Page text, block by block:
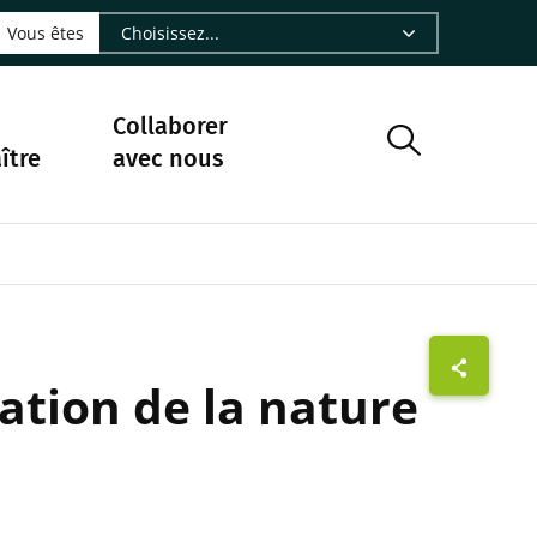
- CIRAD
Facebook - CIRAD
sur Instagram - CIRAD
sur Youtube - CIRAD
suivre sur Bluesky - CIRAD
Nourrir le vivant, le podcast du Cirad - CIRAD
Nous contacter par courriel - CIRAD
la page Flux RSS - CIRAD
Vous êtes
Collaborer
avec nous
de la nature